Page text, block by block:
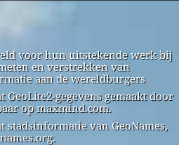
voor hun uitstekende werk bij
en verstrekken van
aan de wereldburgers
GeoLite2-gegevens gemaakt door
op maxmind.com.
stadsinformatie van GeoNames,